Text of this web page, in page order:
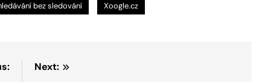
bez sledování Xoogle.cz
Next: